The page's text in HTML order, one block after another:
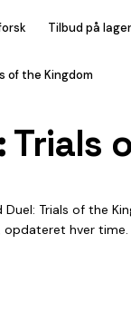
Tilbud på lager
of the Kingdom
Trials
Duel: Trials of the
opdateret hver time.